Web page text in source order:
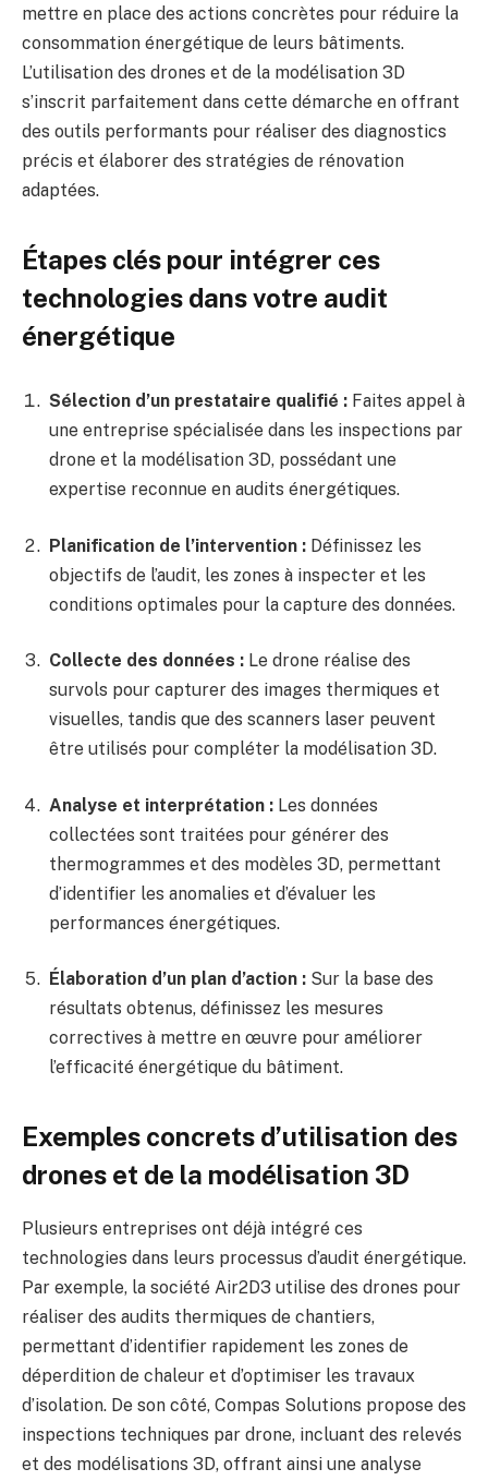
mettre en place des actions concrètes pour réduire la
consommation énergétique de leurs bâtiments.
L’utilisation des drones et de la modélisation 3D
s’inscrit parfaitement dans cette démarche en offrant
des outils performants pour réaliser des diagnostics
précis et élaborer des stratégies de rénovation
adaptées.
Étapes clés pour intégrer ces
technologies dans votre audit
énergétique
Sélection d’un prestataire qualifié : Faites appel à
une entreprise spécialisée dans les inspections par
drone et la modélisation 3D, possédant une
expertise reconnue en audits énergétiques.
Planification de l’intervention : Définissez les
objectifs de l’audit, les zones à inspecter et les
conditions optimales pour la capture des données.
Collecte des données : Le drone réalise des
survols pour capturer des images thermiques et
visuelles, tandis que des scanners laser peuvent
être utilisés pour compléter la modélisation 3D.
Analyse et interprétation : Les données
collectées sont traitées pour générer des
thermogrammes et des modèles 3D, permettant
d’identifier les anomalies et d’évaluer les
performances énergétiques.
Élaboration d’un plan d’action : Sur la base des
résultats obtenus, définissez les mesures
correctives à mettre en œuvre pour améliorer
l’efficacité énergétique du bâtiment.
Exemples concrets d’utilisation des
drones et de la modélisation 3D
Plusieurs entreprises ont déjà intégré ces
technologies dans leurs processus d’audit énergétique.
Par exemple, la société Air2D3 utilise des drones pour
réaliser des audits thermiques de chantiers,
permettant d’identifier rapidement les zones de
déperdition de chaleur et d’optimiser les travaux
d’isolation. De son côté, Compas Solutions propose des
inspections techniques par drone, incluant des relevés
et des modélisations 3D, offrant ainsi une analyse